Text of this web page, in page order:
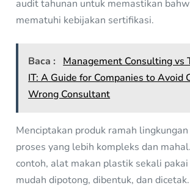
audit tahunan untuk memastikan
mematuhi kebijakan sertifikasi.
Baca :
Management Consulting vs
IT: A Guide for Companies to Avoid
Wrong Consultant
Menciptakan produk ramah
proses yang lebih kompleks dan
contoh, alat makan plastik sekali
mudah dipotong, dibentuk, dan